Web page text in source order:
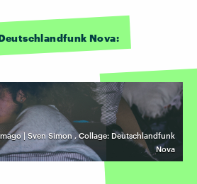
Nova:
| Sven Simon ,Collage: Deutschlandfunk
Nova